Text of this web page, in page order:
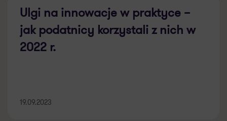
Ulgi na innowacje w praktyce –
jak podatnicy korzystali z nich w
2022 r.
19.09.2023